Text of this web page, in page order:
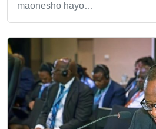
maonesho hayo…